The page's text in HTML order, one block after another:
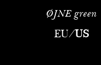
ØJNE green
EU/US